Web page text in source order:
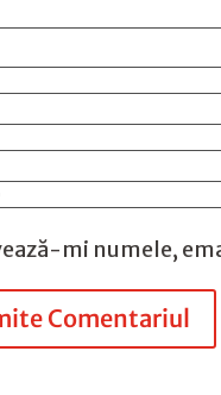
mi numele,
Comentariul